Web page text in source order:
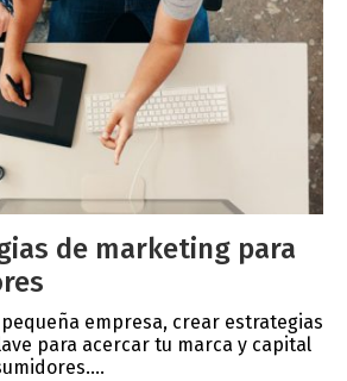
de marketing para
empresa, crear estrategias
para acercar tu marca y capital